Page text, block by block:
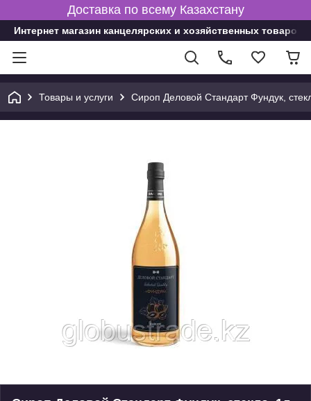
Доставка по всему Казахстану
Интернет магазин канцелярских и хозяйственных товаров
Товары и услуги Сироп Деловой Стандарт Фундук,